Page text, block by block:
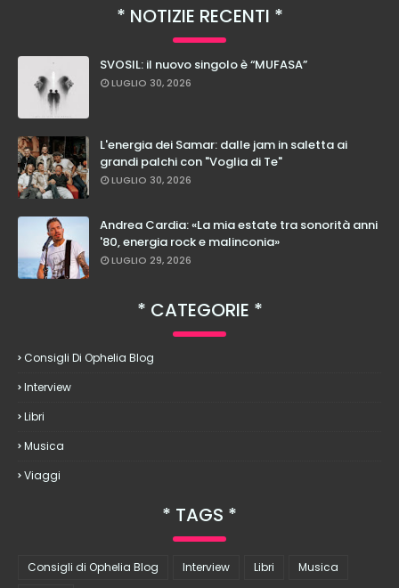
NOTIZIE RECENTI
SVOSIL: il nuovo singolo è “MUFASA”
LUGLIO 30, 2026
L'energia dei Samar: dalle jam in saletta ai
grandi palchi con "Voglia di Te"
LUGLIO 30, 2026
Andrea Cardia: «La mia estate tra sonorità anni
'80, energia rock e malinconia»
LUGLIO 29, 2026
CATEGORIE
Consigli Di Ophelia Blog
Interview
Libri
Musica
Viaggi
TAGS
Consigli di Ophelia Blog Interview Libri
Musica